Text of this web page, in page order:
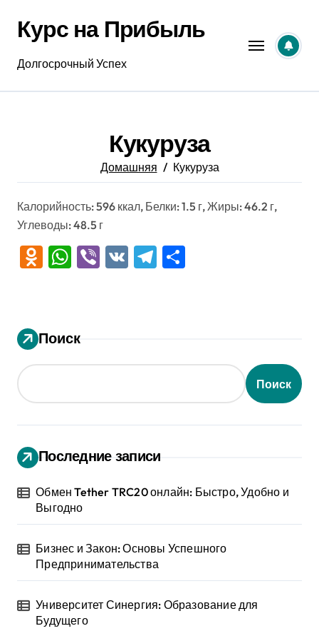
содержанию
Курс на Прибыль
Долгосрочный Успех
Кукуруза
Домашняя Кукуруза
Калорийность: 596 ккал, Белки: 1.5 г, Жиры: 46.2 г,
Углеводы: 48.5 г
Odnoklassniki
WhatsApp
Viber
VK Telegram
Поиск
Поиск
Последние записи
Обмен Tether TRC20 онлайн: Быстро, Удобно и
Выгодно
Бизнес и Закон: Основы Успешного
Предпринимательства
Университет Синергия: Образование для
Будущего